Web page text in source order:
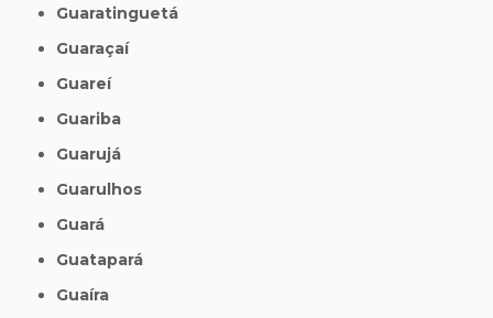
Guaratinguetá
Guaraçaí
Guareí
Guariba
Guarujá
Guarulhos
Guará
Guatapará
Guaíra